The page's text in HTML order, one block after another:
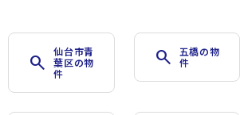
search
仙台市青
葉区の物
件
search
五橋の物
件